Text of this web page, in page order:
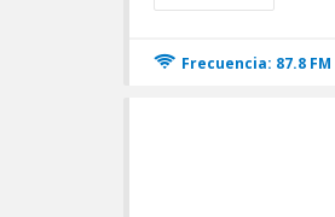
Frecuencia: 87.8 FM